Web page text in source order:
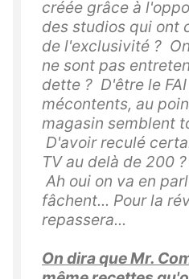
créée grâce à
des studios qui ont
de l'exclusivité ?
ne sont pas
dette ? D'être le
mécontents, au
magasin semblent
D'avoir reculé
TV au delà de 200
Ah oui on va en
fâchent... Pour la
repassera...
On dira que Mr.